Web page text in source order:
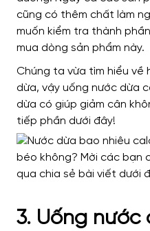
cũng có thêm chất làm
muốn kiểm tra thành
mua dòng sản phẩm này.
Chúng ta vừa tìm hiểu về
dừa, vậy uống nước dừa
dừa có giúp giảm cân
tiếp phần dưới đây!
3. Uống